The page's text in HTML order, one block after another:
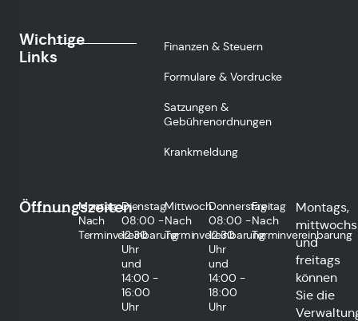
Wichtige
Links
Finanzen & Steuern
Formulare & Vordrucke
Satzungen &
Gebührenordnungen
Krankmeldung
Öffnungszeiten
Montag
Nach
Terminvereinbarung
Dienstag
08:00 -
12:30
Uhr
und
14:00 -
16:00
Uhr
Mittwoch
Nach
Terminvereinbarung
Donnerstag
08:00 -
12:30
Uhr
und
14:00 -
18:00
Uhr
Freitag
Nach
Terminvereinbarung
Montags,
mittwochs
und
freitags
können
Sie die